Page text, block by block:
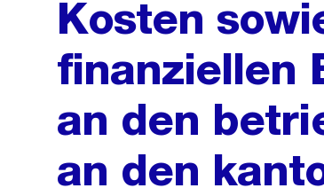
Kosten
finanziellen
an den
an den